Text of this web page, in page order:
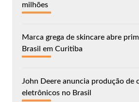
milhões
Marca grega de skincare abre
Brasil em Curitiba
John Deere anuncia produção de
eletrônicos no Brasil